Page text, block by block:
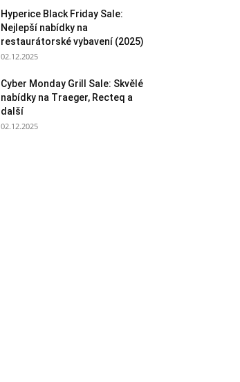
Hyperice Black Friday Sale:
Nejlepší nabídky na
restaurátorské vybavení (2025)
02.12.2025
Cyber Monday Grill Sale: Skvělé
nabídky na Traeger, Recteq a
další
02.12.2025